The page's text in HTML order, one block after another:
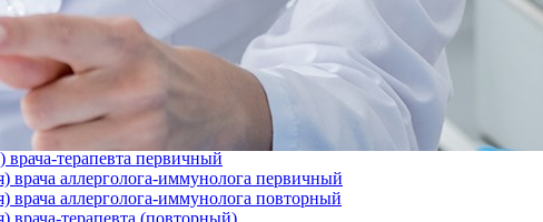
терапевта первичный
врача аллерголога-иммунолога первичный
врача аллерголога-иммунолога повторный
врача-терапевта (повторный)